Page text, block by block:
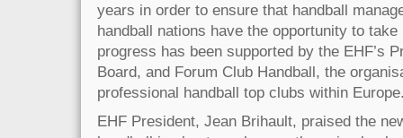
years in order to ensure that handball
handball nations have the opportunity to take
progress has been supported by the EHF’s
Board, and Forum Club Handball, the
professional handball top clubs within
EHF President, Jean Brihault, praised the